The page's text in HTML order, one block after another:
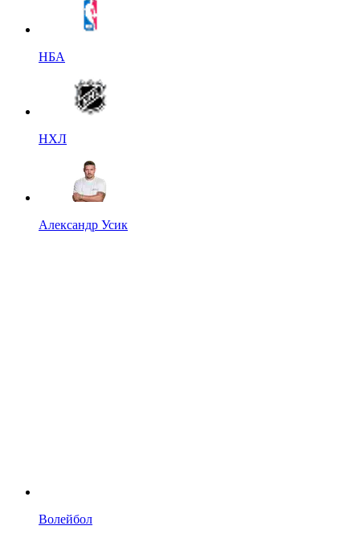
НБА
НХЛ
Александр Усик
Волейбол